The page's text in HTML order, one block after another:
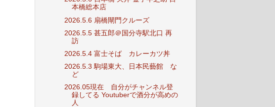
本橋総本店
2026.5.6 扇橋閘門クルーズ
2026.5.5 甚五郎＠国分寺駅北口 再
訪
2026.5.4 富士そば カレーカツ丼
2026.5.3 駒場東大、日本民藝館 な
ど
2026.05現在 自分がチャンネル登
録してる Youtuberで酒分が高めの
人